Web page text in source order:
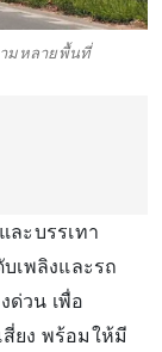
ามหลายพื้นที่
ละบรรเทา
เพลิงและรถ
ด่วน เพื่อ
ยง พร้อมให้มี